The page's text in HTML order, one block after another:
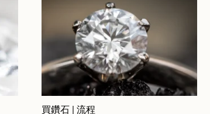
買鑽石 | 流程